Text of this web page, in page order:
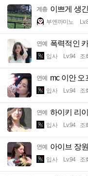
계층 이쁘게 생
부엔까미노
연예 폭력적인
입사 Lv.94 조
연예 mc 이안 오
입사 Lv.94 조
연예 하이키 리
입사 Lv.94 조
연예 아이브 장
입사 Lv.94 조